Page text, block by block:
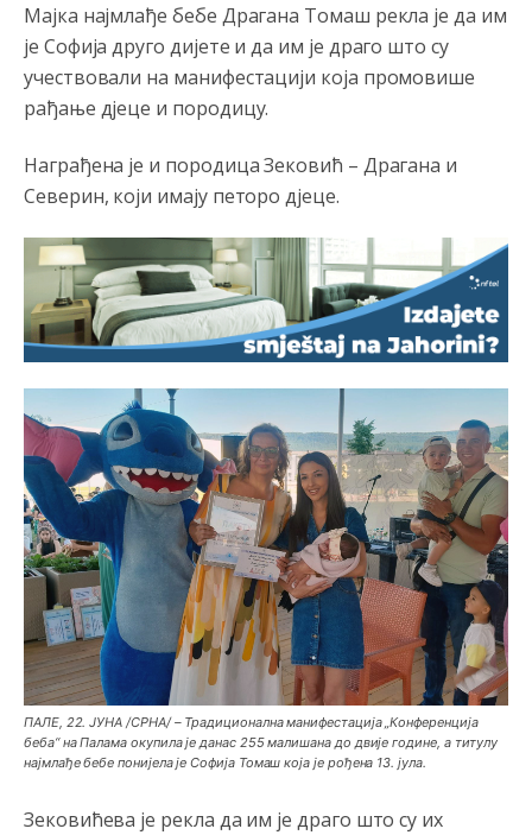
Мајка најмлађе бебе Драгана Томаш рекла је да им
је Софија друго дијете и да им је драго што су
учествовали на манифестацији која промовише
рађање д‌јеце и породицу.
Награђена је и породица Зековић – Драгана и
Северин, који имају петоро д‌јеце.
ПАЛЕ, 22. ЈУНА /СРНА/ – Традиционална манифестација „Конференција
беба“ на Палама окупила је данас 255 малишана до двије године, а титулу
најмлађе бебе понијела је Софија Томаш која је рођена 13. јула.
Зековићева је рекла да им је драго што су их